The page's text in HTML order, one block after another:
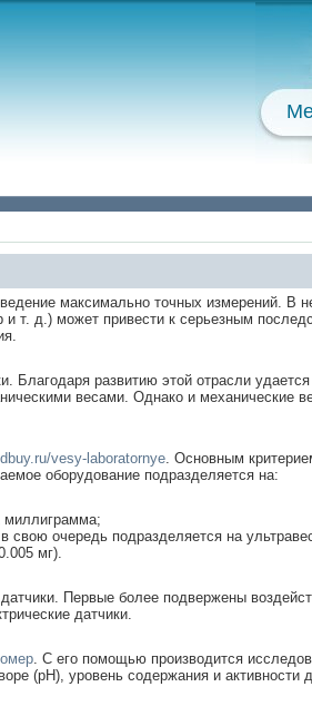
максимально точных измерений. В
т. д.) может привести к серьезным
Благодаря развитию этой отрасли
весами. Однако и механические
vesy-laboratornye. Основным
оборудование подразделяется на:
миллиграмма;
свою очередь подразделяется на
мг).
Первые более подвержены
датчики.
. С его помощью производится
(pH), уровень содержания и активности